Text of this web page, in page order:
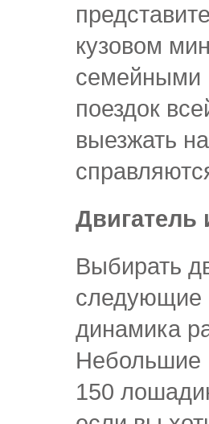
кузовом
семейными
поездок
выезжать
Двигатель
Выбирать
следующие
динамика
Небольшие
150